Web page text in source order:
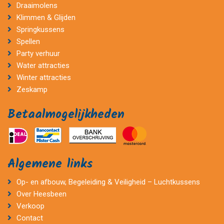
Draaimolens
Klimmen & Glijden
Springkussens
Spellen
Party verhuur
Water attracties
Winter attracties
Zeskamp
Betaalmogelijkheden
Algemene links
Op- en afbouw, Begeleiding & Veiligheid – Luchtkussens
Over Heesbeen
Verkoop
Contact